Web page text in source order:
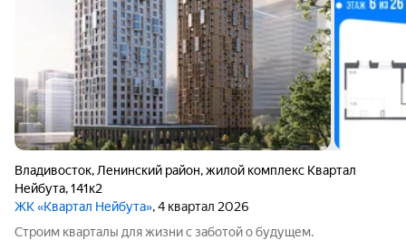
Владивосток, Ленинский район,жилой комплекс Квартал
Нейбута,141к2
ЖК «Квартал Нейбута», 4 квартал 2026
Строим кварталы для жизни с заботой о будущем.